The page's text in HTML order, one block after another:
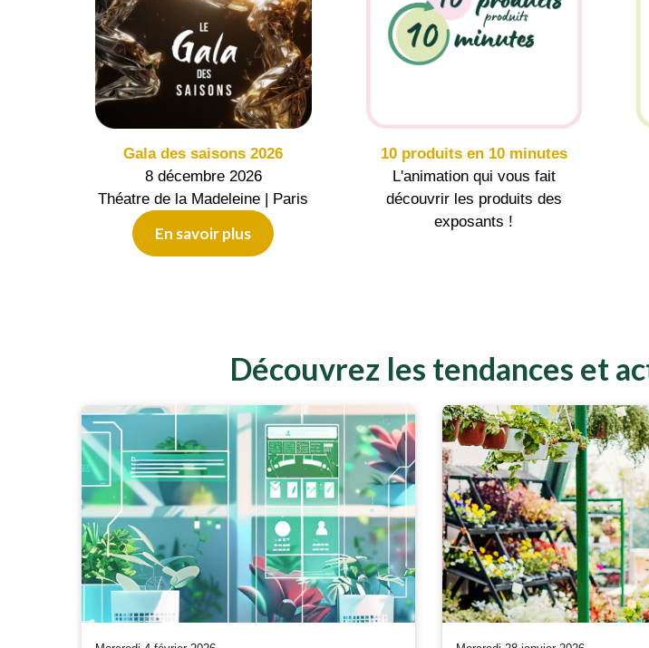
Gala des saisons 2026
8 décembre 2026
Théatre de la Madeleine | Paris
En savoir plus
10 produits en 10 minutes
L'animation qui vous fait
découvrir les produits des
exposants !
Découvrez les tendances et